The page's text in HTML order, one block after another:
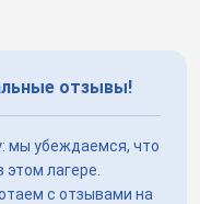
отзывы!
мы убеждаемся, что
лагере.
с отзывами на